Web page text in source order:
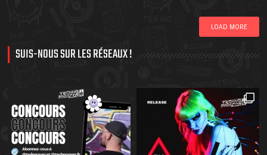
LOAD MORE
SUIS-NOUS SUR LES RÉSEAUX !